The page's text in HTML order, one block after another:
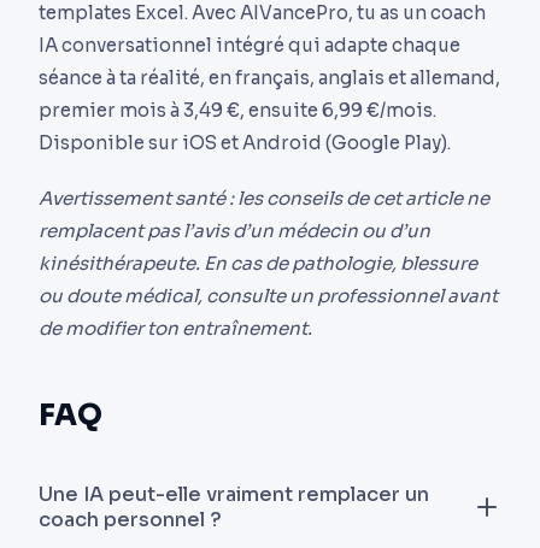
templates Excel. Avec AIVancePro, tu as un coach
IA conversationnel intégré qui adapte chaque
séance à ta réalité, en français, anglais et allemand,
premier mois à 3,49 €, ensuite 6,99 €/mois.
Disponible sur iOS et Android (Google Play).
Avertissement santé : les conseils de cet article ne
remplacent pas l’avis d’un médecin ou d’un
kinésithérapeute. En cas de pathologie, blessure
ou doute médical, consulte un professionnel avant
de modifier ton entraînement.
FAQ
Une IA peut-elle vraiment remplacer un
coach personnel ?